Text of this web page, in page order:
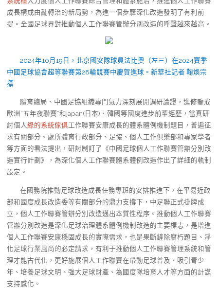
成長構成由亂轉治的新局勢，為進一個步驟深化改造發明了有利前
提。全國足球界對推動個人工作聯賽管辦分別改造的呼聲越來越高。
2024年10月19日，北京國安隊球員法比奧（左三）在2024賽季
中國足球協會超等聯賽第28輪競賽中慶賀進球。新華社記者 鞠煥宗
攝
體育總局、中國足協組織專門氣力深刻展開調研論證，進修鑒戒
歐洲“五年夜聯賽”和japan(日本)、韓國等國度進步前輩經歷，當真研
討個人綠的系統傢俱工作聯賽安康成長的體系體例機制題目，普遍征
求有關部分、處所體育行政部分、足協、個人工作俱樂部和專家學者
等方面的看法提出，研討制訂了《中國足球個人工作聯賽管辦分別改
造實行計劃》，為深化個人工作聯賽體系體例改造作出了詳細的軌制
設定。
在國務院推動足球改造成長任務專班的安排推進下，在平易近政
部和國度成長改造委等有關部分的鼎力支撐下，中足聯正式掛牌成
立，個人工作聯賽管辦分別改造邁出本質性程序。推動個人工作聯賽
管辦分別改造是深化足球治理體系體例機制改造的主要標志，是增進
個人工作聯賽安康穩固成長的實際需求，也是果斷鏟除腐朽題目、凈
化足球行業風尚的必定請求，有利于推動個人工作聯賽管理系統和管
理才能古代化，更好施展個人工作聯賽在帶動足球普及、吸引青少
年、培養足球文明、強大足球財產、為國度隊培育人才等方面的計謀
支持感化。